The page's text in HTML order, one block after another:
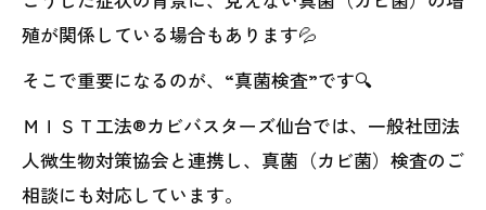
殖が関係している場合もあります💦
そこで重要になるのが、“真菌検査”です🔍
ＭＩＳＴ工法®カビバスターズ仙台では、一般社団法
人微生物対策協会と連携し、真菌（カビ菌）検査のご
相談にも対応しています。